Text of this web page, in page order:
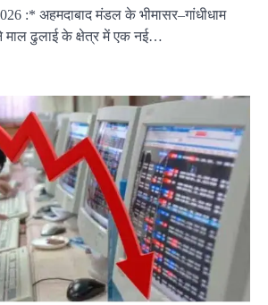
:* अहमदाबाद मंडल के भीमासर–गांधीधाम
माल ढुलाई के क्षेत्र में एक नई…